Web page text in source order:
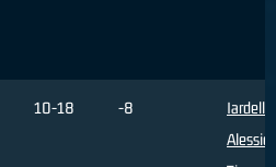
10-18 -8
Iardella
Alessio